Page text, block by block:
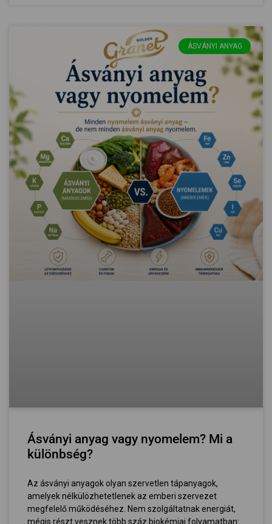
ÁSVÁNYI ANYAG
Ásványi anyag vagy nyomelem? Mi a
különbség?
Az ásványi anyagok olyan szervetlen tápanyagok,
amelyek nélkülözhetetlenek az emberi szervezet
megfelelő működéséhez. Nem szolgáltatnak energiát,
mégis részt vesznek több száz biokémiai folyamatban: